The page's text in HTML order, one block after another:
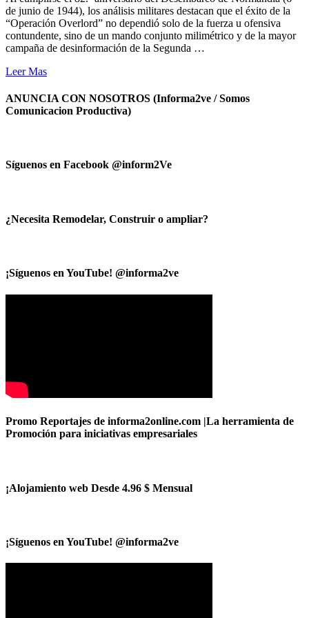
de junio de 1944), los análisis militares destacan que el éxito de la
“Operación Overlord” no dependió solo de la fuerza u ofensiva
contundente, sino de un mando conjunto milimétrico y de la mayor
campaña de desinformación de la Segunda …
Leer Mas
ANUNCIA CON NOSOTROS (Informa2ve / Somos
Comunicacion Productiva)
Síguenos en Facebook @inform2Ve
¿Necesita Remodelar, Construir o ampliar?
¡Síguenos en YouTube! @informa2ve
Promo Reportajes de informa2online.com |La herramienta de
Promoción para iniciativas empresariales
¡Alojamiento web Desde 4.96 $ Mensual
¡Síguenos en YouTube! @informa2ve